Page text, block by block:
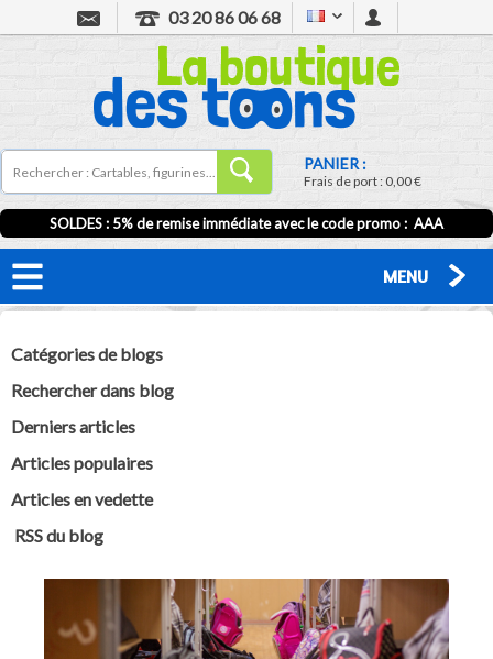
03 20 86 06 68
PANIER :
Frais de port :0,00 €
SOLDES : 5% de remise immédiate avec le code promo : AAA
MENU
Catégories de blogs
Rechercher dans blog
Derniers articles
Articles populaires
Articles en vedette
RSS du blog